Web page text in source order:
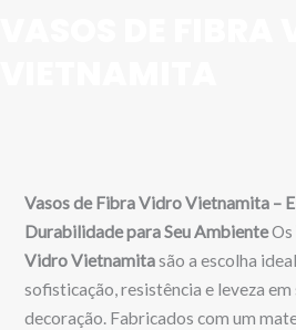
Vasos de Fibra Vidro Vietnamita –
Durabilidade para Seu AmbienteOs
Vidro Vietnamitasão a escolha
sofisticação, resistência e leveza
decoração. Fabricados com um